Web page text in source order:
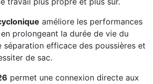
améliore les performances
prolongeant la durée de vie du
séparation efficace des poussières et
de sac.
permet une connexion directe aux